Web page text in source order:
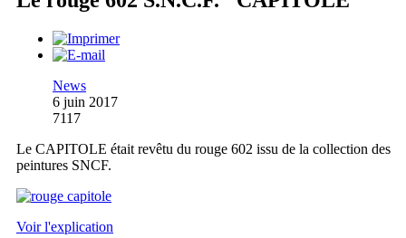
News
6 juin 2017
7117
Le CAPITOLE était revêtu du rouge 602 issu de la collection des
peintures SNCF.
Voir l'explication